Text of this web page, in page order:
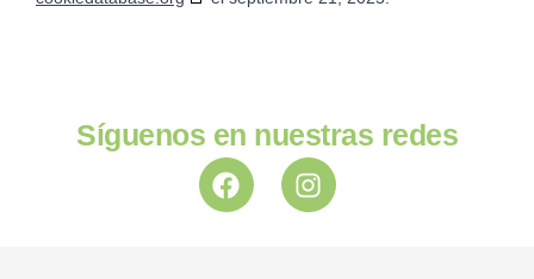
Síguenos en nuestras redes